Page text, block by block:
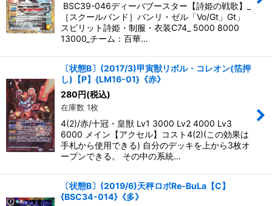
BSC39-046ディーバブースター【詩姫の戦歌】_
［スクールバンド］バンリ・ゼル「Vo/Gt」Gt」
スピリット詩姫・制服・衣装C74_ 5000 8000
13000_チーム：百華…
〔状態B〕(2017/3)甲寅獣リボル・コレオン(箔押
し)【P】{LM16-01}《赤》
280円(税込)
在庫数 1枚
4(2)/赤/十冠・皇獣 Lv1 3000 Lv2 4000 Lv3
6000 メイン【アクセル】コスト4(2)(この効果は
手札から使用できる) 自分のデッキを上から3枚オ
ープンできる。 その中の系統…
〔状態B〕(2019/6)天秤ロボRe-BuLa【C】
{BSC34-014}《多》